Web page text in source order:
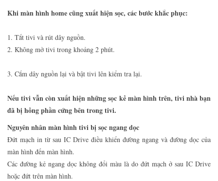
Khi màn hình home cũng xuất hiện sọc, các bước khắc phục:
1. Tắt tivi và rút dây nguồn.
2. Không mở tivi trong khoảng 2 phút.
3. Cắm dây nguồn lại và bật tivi lên kiểm tra lại.
Nếu tivi vẫn còn xuất hiện những sọc kẻ màn hình trên, tivi nhà bạn
đã bị hỏng phần cứng bên trong tivi.
Nguyên nhân màn hình tivi bị sọc ngang dọc
Đứt mạch in từ sau IC Drive điều khiển đường ngang và đường dọc của
màn hình đến màn hình.
Các đường kẻ ngang dọc không đổi màu là do đứt mạch ở sau IC Drive
hoặc đứt trên màn hình.